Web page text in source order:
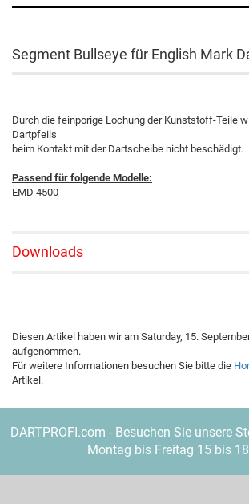
Segment Bullseye für English Mark
Durch die feinporige Lochung der Kunststoff-Teile
Dartpfeils
beim Kontakt mit der Dartscheibe nicht beschädigt.
Passend für folgende Modelle:
EMD 4500
Downloads
Diesen Artikel haben wir am Saturday, 15.
aufgenommen.
Für weitere Informationen besuchen Sie bitte die
Artikel.
DARTPROFI.com - Besuchen Sie unsere
Montag bis Freitag 15 bis